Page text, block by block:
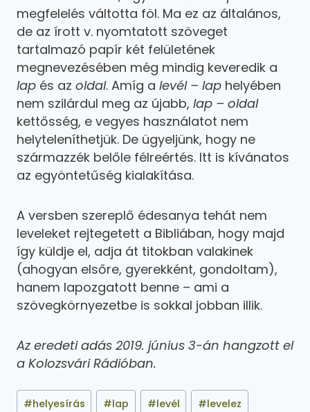
megfelelés váltotta föl. Ma ez az általános,
de az írott v. nyomtatott szöveget
tartalmazó papír két felületének
megnevezésében még mindig keveredik a
lap és az oldal. Amíg a levél – lap helyében
nem szilárdul meg az újabb, lap – oldal
kettősség, e vegyes használatot nem
helyteleníthetjük. De ügyeljünk, hogy ne
származzék belőle félreértés. Itt is kívánatos
az egyöntetűség kialakítása.
A versben szereplő édesanya tehát nem
leveleket rejtegetett a Bibliában, hogy majd
így küldje el, adja át titokban valakinek
(ahogyan elsőre, gyerekként, gondoltam),
hanem lapozgatott benne – ami a
szövegkörnyezetbe is sokkal jobban illik.
Az eredeti adás 2019. június 3-án hangzott el
a Kolozsvári Rádióban.
#helyesírás #lap #levél #levelez